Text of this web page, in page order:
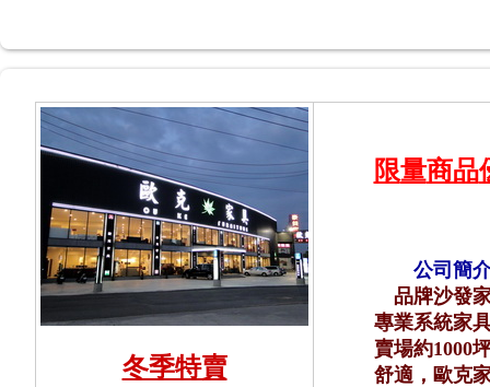
冬季特賣
限量商品
公司簡
品牌沙發
專業系統家
賣場約1000
舒適，歐克